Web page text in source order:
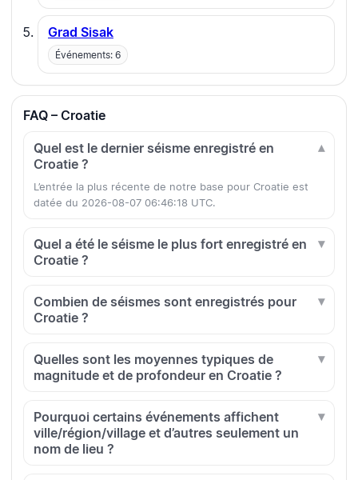
Grad Sisak
Événements: 6
FAQ – Croatie
Quel est le dernier séisme enregistré en
Croatie ?
L’entrée la plus récente de notre base pour Croatie est
datée du 2026-08-07 06:46:18 UTC.
Quel a été le séisme le plus fort enregistré en
Croatie ?
Combien de séismes sont enregistrés pour
Croatie ?
Quelles sont les moyennes typiques de
magnitude et de profondeur en Croatie ?
Pourquoi certains événements affichent
ville/région/village et d’autres seulement un
nom de lieu ?